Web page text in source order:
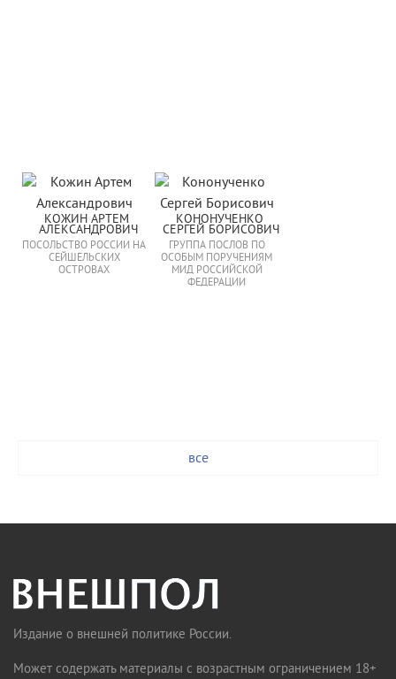
КОЖИН АРТЕМ
АЛЕКСАНДРОВИЧ
ПОСОЛЬСТВО РОССИИ НА
СЕЙШЕЛЬСКИХ
ОСТРОВАХ
КОНОНУЧЕНКО
СЕРГЕЙ БОРИСОВИЧ
ГРУППА ПОСЛОВ ПО
ОСОБЫМ ПОРУЧЕНИЯМ
МИД РОССИЙСКОЙ
ФЕДЕРАЦИИ
все
Издание о внешней политике России.
Может содержать материалы с возрастным ограничением 18+